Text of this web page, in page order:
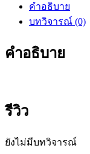
วัด
อัล
ปาก้
ชิ้น
คำอธิบาย
บทวิจารณ์ (0)
คำอธิบาย
รีวิว
ยังไม่มีบทวิจารณ์